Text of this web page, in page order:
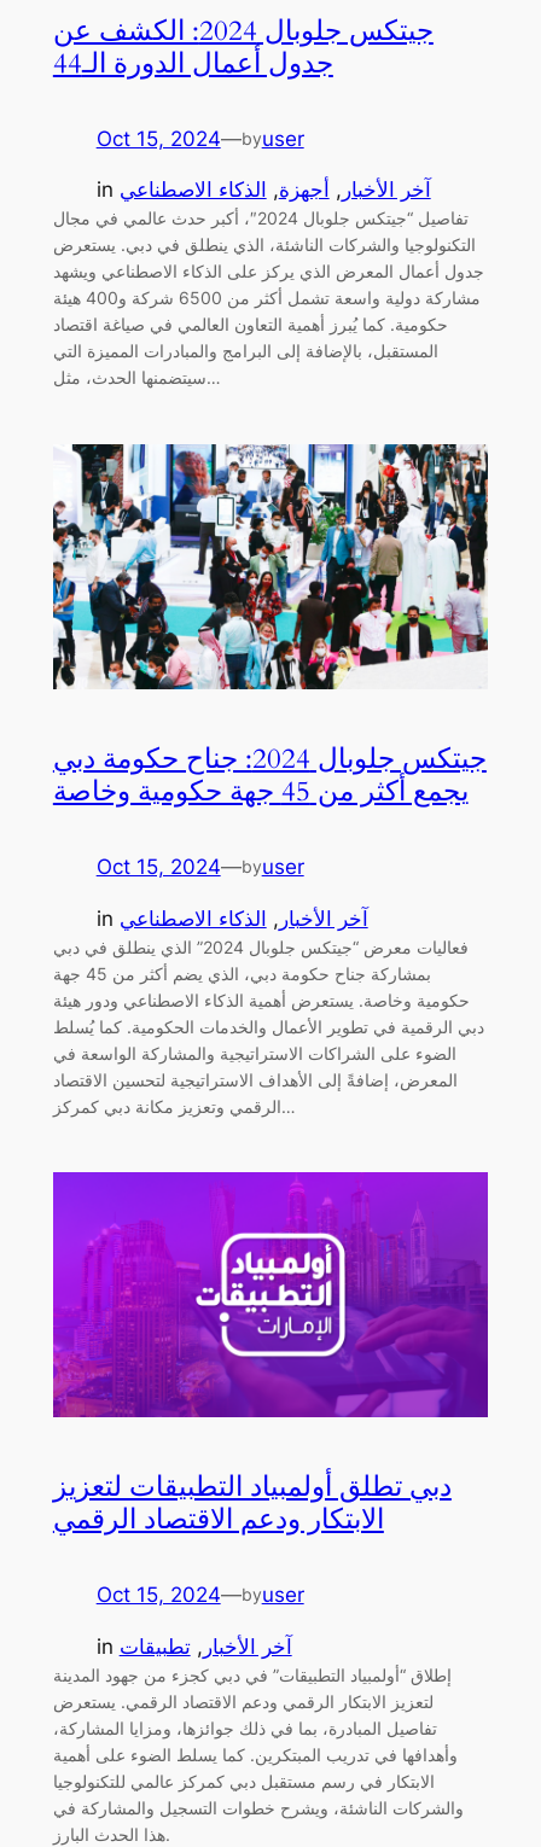
جيتكس جلوبال 2024: الكشف عن
جدول أعمال الدورة الـ44
Oct 15, 2024—byuser
in آخر الأخبار , أجهزة, الذكاء الاصطناعي
تفاصيل “جيتكس جلوبال 2024″، أكبر حدث عالمي في مجال
التكنولوجيا والشركات الناشئة، الذي ينطلق في دبي. يستعرض
جدول أعمال المعرض الذي يركز على الذكاء الاصطناعي ويشهد
مشاركة دولية واسعة تشمل أكثر من 6500 شركة و400 هيئة
حكومية. كما يُبرز أهمية التعاون العالمي في صياغة اقتصاد
المستقبل، بالإضافة إلى البرامج والمبادرات المميزة التي
سيتضمنها الحدث، مثل…
جيتكس جلوبال 2024: جناح حكومة دبي
يجمع أكثر من 45 جهة حكومية وخاصة
Oct 15, 2024—byuser
in آخر الأخبار , الذكاء الاصطناعي
فعاليات معرض “جيتكس جلوبال 2024” الذي ينطلق في دبي
بمشاركة جناح حكومة دبي، الذي يضم أكثر من 45 جهة
حكومية وخاصة. يستعرض أهمية الذكاء الاصطناعي ودور هيئة
دبي الرقمية في تطوير الأعمال والخدمات الحكومية. كما يُسلط
الضوء على الشراكات الاستراتيجية والمشاركة الواسعة في
المعرض، إضافةً إلى الأهداف الاستراتيجية لتحسين الاقتصاد
الرقمي وتعزيز مكانة دبي كمركز…
دبي تطلق أولمبياد التطبيقات لتعزيز
الابتكار ودعم الاقتصاد الرقمي
Oct 15, 2024—byuser
in آخر الأخبار , تطبيقات
إطلاق “أولمبياد التطبيقات” في دبي كجزء من جهود المدينة
لتعزيز الابتكار الرقمي ودعم الاقتصاد الرقمي. يستعرض
تفاصيل المبادرة، بما في ذلك جوائزها، ومزايا المشاركة،
وأهدافها في تدريب المبتكرين. كما يسلط الضوء على أهمية
الابتكار في رسم مستقبل دبي كمركز عالمي للتكنولوجيا
والشركات الناشئة، ويشرح خطوات التسجيل والمشاركة في
هذا الحدث البارز.